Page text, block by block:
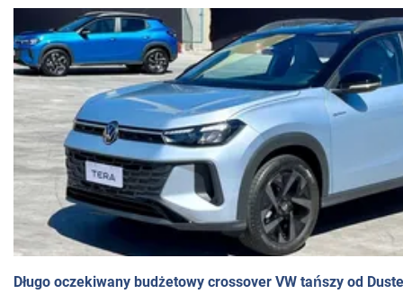
Długo oczekiwany budżetowy crossover VW tańszy od